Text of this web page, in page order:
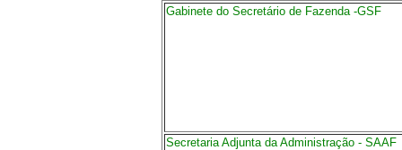
Gabinete do Secretário de Fazenda -GSF
Secretaria Adjunta da Administração - SAAF